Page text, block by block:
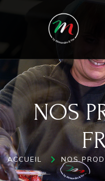
PRODUITS
NOS
ACCUEIL NOS